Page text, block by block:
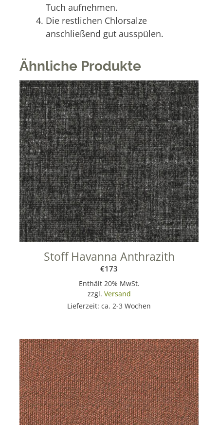
Tuch aufnehmen.
Die restlichen Chlorsalze
anschließend gut ausspülen.
Ähnliche Produkte
Stoff Havanna Anthrazith
€173
Enthält 20% MwSt.
zzgl. Versand
Lieferzeit: ca. 2-3 Wochen